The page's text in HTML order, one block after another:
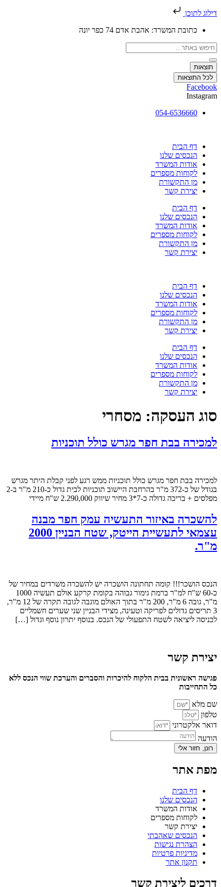
דילוג לתוכן
כתובת המשרד: אהבת אדם 74 כפר יונה
Search
...
תוצאות
לכל התוצאות
Facebook
Instagram
054-6536660
דף הבית
הנכסים שלנו
אודות המשרד
לקוחות מספרים
מן התקשורת
יצירת קשר
דף הבית
הנכסים שלנו
אודות המשרד
לקוחות מספרים
מן התקשורת
יצירת קשר
דף הבית
הנכסים שלנו
אודות המשרד
לקוחות מספרים
מן התקשורת
יצירת קשר
דף הבית
הנכסים שלנו
אודות המשרד
לקוחות מספרים
מן התקשורת
יצירת קשר
סוג העסקה: מסחרי
למכירה בבת חפר מגרש כולל תוכניות
למכירה בבת חפר מגרש כולל תוכניות ממש רגע לפני קבלת היתר מגרש
בגודל של כ-372 מ"ר בהרחבת היישוב תוכניות לבית גדול כ-210 מ"ר ב-2
מפלסים + בריכה גדולה כ-7*3 מחיר שיווק 2.290,000 ש"ח מיידי
להשכרה באיזור התעשיה עמק חפר מבנה
עצמאי לתעשיית הייטק, שטח הבניין 2000
מ"ר.
הנכס הושכר!!! קומה תחתונה הושכרה יש להשכרה משרדים במחיר של
כ-60 ש"ח למ"ר ברמת גימור גבוהה בקומת קרקע אולם תעשיה 1000
מ"ר, גובה 6 מ"ר, 200 מ"ר בתוך האולם מוגבה לגובה תקרה של 12 מ"ר,
3 תריסים גדולים לפריקה וטעינה, מצידי הבניין שני שערים חשמליים
לכניסה ליציאה לשטח התפעולי של הנכס. בנוסף יתרון נוסף וגדול […]
יצירת קשר
פגישה ראשונית בבית הלקוח להיכרות והסברים והערכת שווי הנכס ללא
כל התחייבות
שם מלא
טלפון
דואר אלקטרוני
הודעה
רונן, חזור אלי
מפת אתר
דף הבית
הנכסים שלנו
אודות המשרד
לקוחות מספרים
יצירת קשר
הנכסים שאהבתי
הצהרת נגישות
מדיניות פרטיות
תקנון אתר
דרכים ליצירת קשר